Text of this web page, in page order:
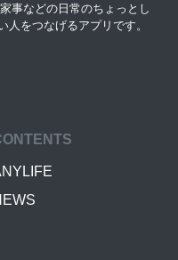
事などの日常のちょっとし
人をつなげるアプリです。